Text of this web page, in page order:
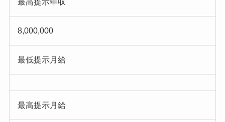
8,000,000
最低提示月給
最高提示月給